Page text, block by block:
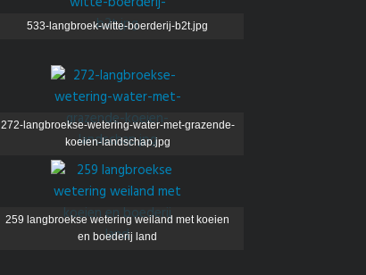
533-langbroek-witte-boerderij-b2t.jpg
272-langbroekse-wetering-water-met-grazende-
koeien-landschap.jpg
259 langbroekse wetering weiland met koeien
en boederij land